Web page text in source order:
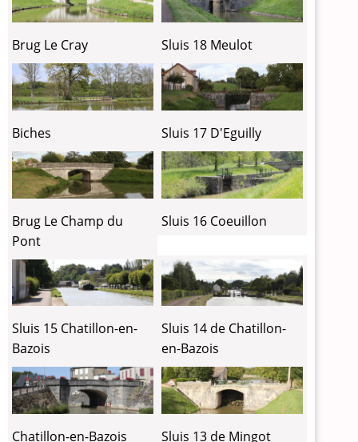
Brug Le Cray Sluis 18 Meulot
Biches Sluis 17 D'Eguilly
Brug Le Champ du
Pont
Sluis 16 Coeuillon
Sluis 15 Chatillon-en-
Bazois
Sluis 14 de Chatillon-
en-Bazois
Chatillon-en-Bazois Sluis 13 de Mingot